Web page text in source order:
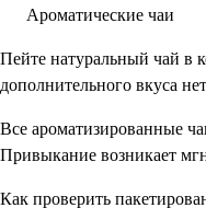
Ароматические чаи
Пейте натуральный чай в
дополнительного вкуса
Все ароматизированные
Привыкание возникает
Как проверить